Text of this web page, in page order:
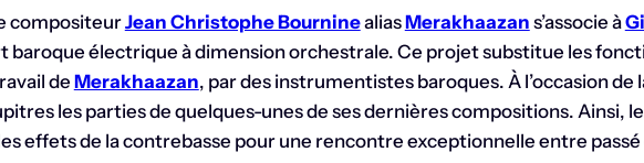
compositeurJean Christophe BourninealiasMerakhaazan s’associe à
électrique à dimension orchestrale. Ce projet substitue les
de Merakhaazan, par des instrumentistes baroques. À l’occasion de
les parties de quelques-unes de ses dernières compositions. Ainsi,
effets de la contrebasse pour une rencontre exceptionnelle entre